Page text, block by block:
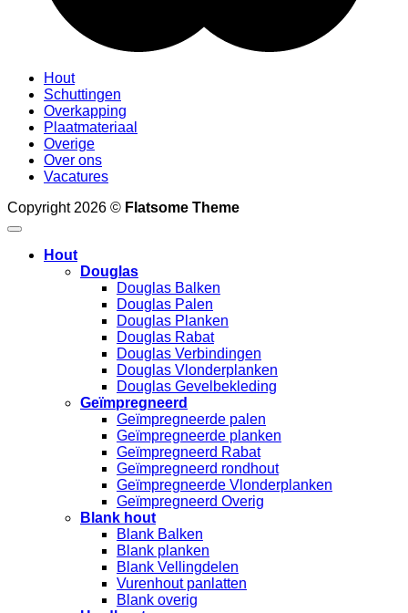
Hout
Schuttingen
Overkapping
Plaatmateriaal
Overige
Over ons
Vacatures
Copyright 2026 © Flatsome Theme
Hout
Douglas
Douglas Balken
Douglas Palen
Douglas Planken
Douglas Rabat
Douglas Verbindingen
Douglas Vlonderplanken
Douglas Gevelbekleding
Geïmpregneerd
Geïmpregneerde palen
Geïmpregneerde planken
Geïmpregneerd Rabat
Geïmpregneerd rondhout
Geïmpregneerde Vlonderplanken
Geïmpregneerd Overig
Blank hout
Blank Balken
Blank planken
Blank Vellingdelen
Vurenhout panlatten
Blank overig